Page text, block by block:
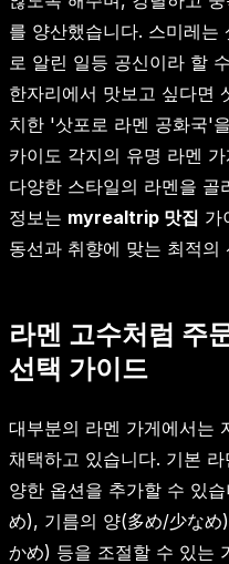
를 양산했습니다. 스미레는
로 알린 일등 공신이라 할
한자리에서 맛보고 싶다면
치한 '삿포로 라멘 공화국'
카이도 각지의 유명 라멘
다양한 스타일의 라멘을
정보는 myrealtrip 맛집 가
동선과 취향에 맞는 최적의
라멘 고수처럼 주
선택 가이드
대부분의 라멘 가게에서는
채택하고 있습니다. 기본
양한 옵션을 추가할 수 있
め), 기름의 양(多め/少な
かめ) 등을 조절할 수 있는